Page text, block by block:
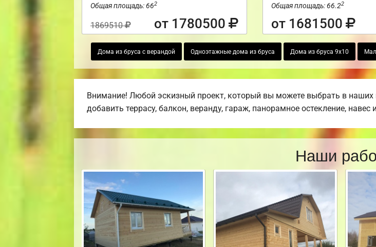
Общая площадь: 662
1869510 от 1780500
Общая площадь: 66.22
от 1681500
Дома из бруса с верандой Одноэтажные дома из бруса Дома из бруса 9х10
Внимание! Любой эскизный проект, который вы можете выбрать в
добавить террасу, балкон, веранду, гараж, панорамное остекление, навес
Наши